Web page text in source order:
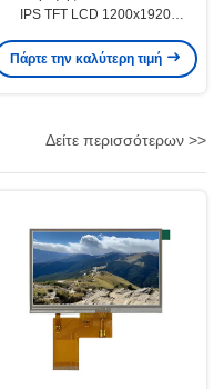
IPS TFT LCD 1200x1920
κλάσης
Πάρτε την καλύτερη τιμή
Δείτε περισσότερων >>